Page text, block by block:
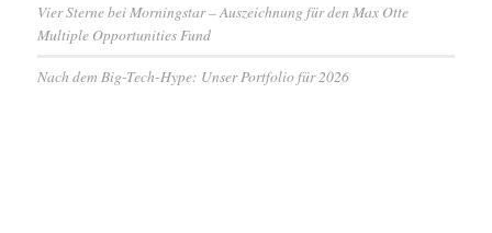
Vier Sterne bei Morningstar – Auszeichnung für den Max Otte
Multiple Opportunities Fund
Nach dem Big-Tech-Hype: Unser Portfolio für 2026